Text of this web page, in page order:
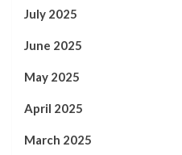
July 2025
June 2025
May 2025
April 2025
March 2025